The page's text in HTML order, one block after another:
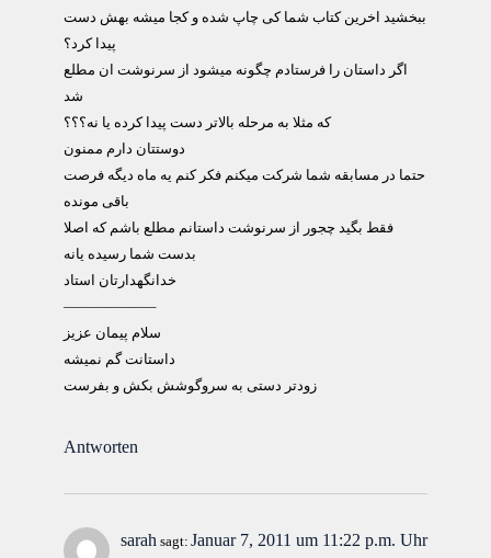
ببخشید اخرین کتاب شما کی چاپ شده و کجا میشه بهش دست
پیدا کرد؟
اگر داستان را فرستادم چگونه میشود از سرنوشت ان مطلع
شد
که مثلا به مرحله بالاتر دست پیدا کرده یا نه؟؟؟
دوستتان دارم ممنون
حتما در مسابقه شما شرکت میکنم فکر کنم یه ماه دیگه فرصت
باقی مونده
فقط بگید چجور از سرنوشت داستانم مطلع باشم که اصلا
بدست شما رسیده یانه
خدانگهدارتان استاد
——————–
سلام پيمان عزيز
داستانت گم نميشه
زودتر دستی به سروگوشش بکش و بفرست
Antworten
sarah sagt: Januar 7, 2011 um 11:22 p.m. Uhr